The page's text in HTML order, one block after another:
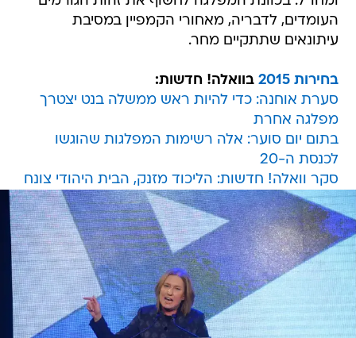
העומדים, לדבריה, מאחורי הקמפיין במסיבת
עיתונאים שתתקיים מחר.
בחירות 2015
בוואלה! חדשות:
סערת אוחנה: כדי להיות ראש ממשלה בנט יצטרך
מפלגה אחרת
בתום יום סוער: אלה רשימות המפלגות שהוגשו
לכנסת ה-20
סקר וואלה! חדשות: הליכוד מזנק, הבית היהודי צונח